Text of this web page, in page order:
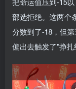
部选拒绝。这两个
分数到了-18，但
偏出去触发了”挣扎